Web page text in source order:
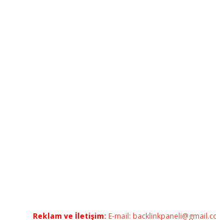
Reklam ve İletişim: E-mail: